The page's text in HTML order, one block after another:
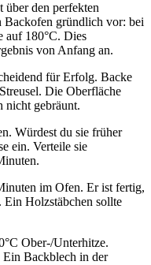
über den perfekten
Backofen gründlich vor: bei
auf 180°C. Dies
von Anfang an.
für Erfolg. Backe
Die Oberfläche
nicht gebräunt.
Würdest du sie früher
ein. Verteile sie
im Ofen. Er ist fertig,
Holzstäbchen sollte
Ober-/Unterhitze.
Ein Backblech in der